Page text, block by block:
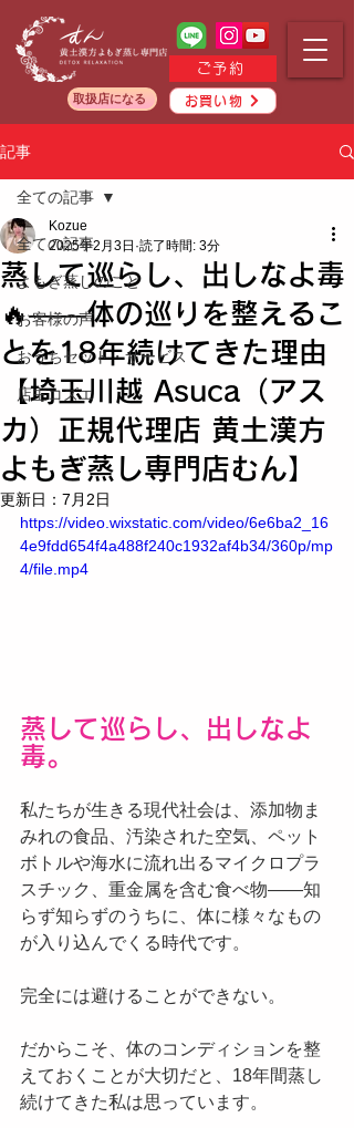
ご予約
お買い物
取扱店になる
記事
全ての記事
よもぎ蒸しのこと
お客様の声
おうちセット・サービス
店主コズエ
全ての記事
蒸して巡らし、出しなよ毒
🔥——体の巡りを整えるこ
とを18年続けてきた理由
【埼玉川越 Asuca（アス
カ）正規代理店 黄土漢方
よもぎ蒸し専門店むん】
Kozue
2025年2月3日 読了時間: 3分
更新日： 7月2日
https://video.wixstatic.com/video/6e6ba2_16
4e9fdd654f4a488f240c1932af4b34/360p/mp
4/file.mp4
蒸して巡らし、出しなよ
毒。
私たちが生きる現代社会は、添加物ま
みれの食品、汚染された空気、ペット
ボトルや海水に流れ出るマイクロプラ
スチック、重金属を含む食べ物——知
らず知らずのうちに、体に様々なもの
が入り込んでくる時代です。
完全には避けることができない。
だからこそ、体のコンディションを整
えておくことが大切だと、18年間蒸し
続けてきた私は思っています。